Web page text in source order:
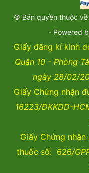
© Bản quyền thuộc
- Powered
Giấy đăng kí kinh
Quận 10 - Phòng
ngày 28/02/
Giấy Chứng nhận
16223/ĐKKDD-
Giấy Chứng
thuốc số: 626/